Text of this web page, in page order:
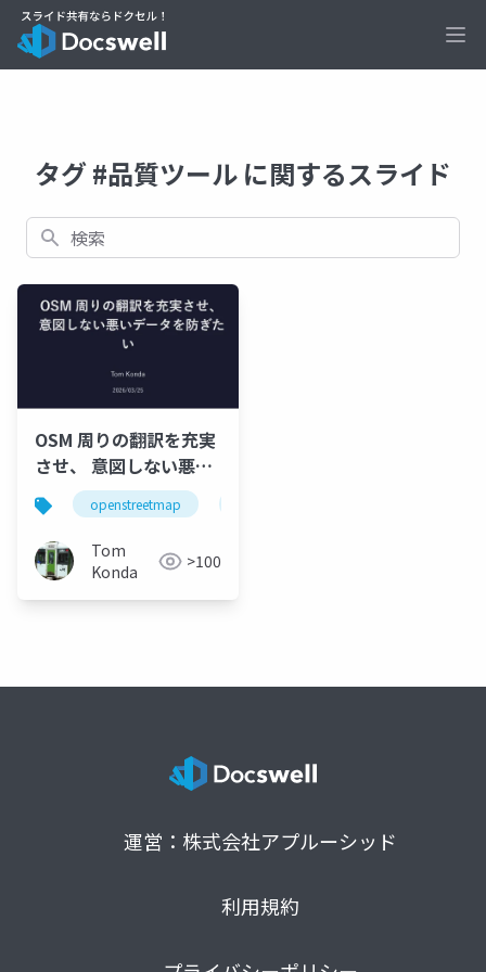
タグ #品質ツール に関するスライド
検索
OSM 周りの翻訳を充実
させ、 意図しない悪い
データを防ぎた い
openstreetmap
Tom
Konda
>100
運営：株式会社アプルーシッド
利用規約